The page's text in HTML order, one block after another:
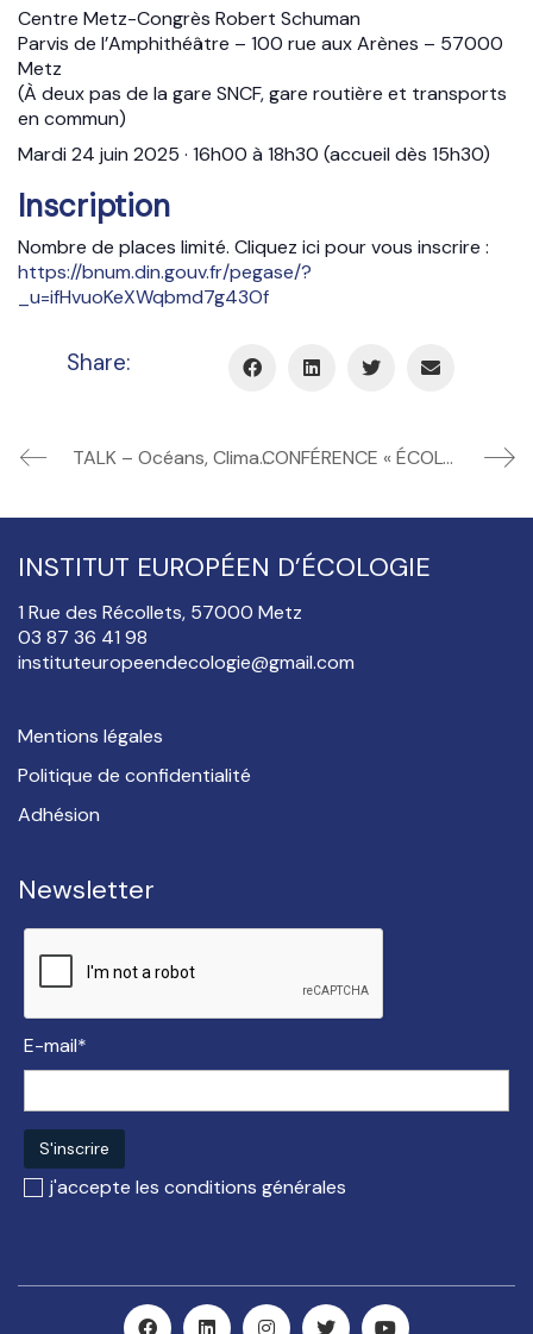
Centre Metz-Congrès Robert Schuman
Parvis de l’Amphithéâtre – 100 rue aux Arènes – 57000
Metz
(À deux pas de la gare SNCF, gare routière et transports
en commun)
Mardi 24 juin 2025 · 16h00 à 18h30 (accueil dès 15h30)
Inscription
Nombre de places limité. Cliquez ici pour vous inscrire :
https://bnum.din.gouv.fr/pegase/?
_u=ifHvuoKeXWqbmd7g43Of
Share:
TALK – Océans, Climat et Images : comment sensibiliser et agir pour la planète ? CONFÉRENCE « ÉCOLOGIE URBAINE – Jean-Marie PELT ET Robert SCHUMAN »
INSTITUT EUROPÉEN D’ÉCOLOGIE
1 Rue des Récollets, 57000 Metz
03 87 36 41 98
instituteuropeendecologie@gmail.com
Mentions légales
Politique de confidentialité
Adhésion
Newsletter
E-mail*
j'accepte les conditions générales